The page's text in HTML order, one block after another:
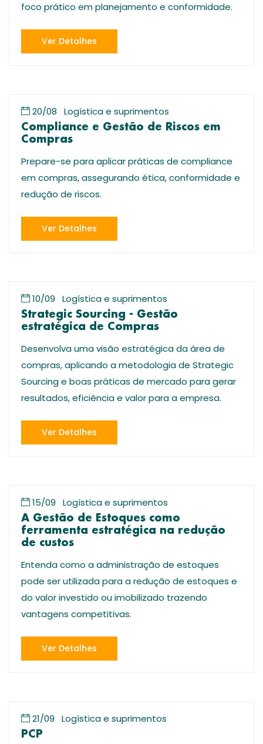
foco prático em planejamento e conformidade.
Ver Detalhes
20/08 Logística e suprimentos
Compliance e Gestão de Riscos em
Compras
Prepare-se para aplicar práticas de compliance
em compras, assegurando ética, conformidade e
redução de riscos.
Ver Detalhes
10/09 Logística e suprimentos
Strategic Sourcing - Gestão
estratégica de Compras
Desenvolva uma visão estratégica da área de
compras, aplicando a metodologia de Strategic
Sourcing e boas práticas de mercado para gerar
resultados, eficiência e valor para a empresa.
Ver Detalhes
15/09 Logística e suprimentos
A Gestão de Estoques como
ferramenta estratégica na redução
de custos
Entenda como a administração de estoques
pode ser utilizada para a redução de estoques e
do valor investido ou imobilizado trazendo
vantagens competitivas.
Ver Detalhes
21/09 Logística e suprimentos
PCP